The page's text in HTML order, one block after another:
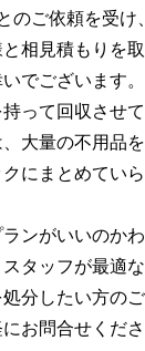
のご依頼を受
相見積もりを
でございます
って回収させ
大量の不用品
クにまとめてい
ンがいいのか
タッフが最適
分したい方の
お問合せくださ